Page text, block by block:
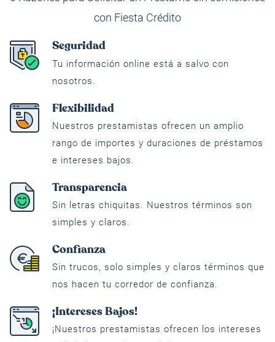
con Fiesta Crédito
Seguridad
Tu información online está a salvo con
nosotros.
Flexibilidad
Nuestros prestamistas ofrecen un amplio
rango de importes y duraciones de préstamos
e intereses bajos.
Transparencia
Sin letras chiquitas. Nuestros términos son
simples y claros.
Confianza
Sin trucos, solo simples y claros términos que
nos hacen tu corredor de confianza.
¡Intereses Bajos!
¡Nuestros prestamistas ofrecen los intereses